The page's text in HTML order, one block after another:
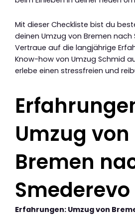
Mit dieser Checkliste bist du
deinen Umzug von Bremen nach
Vertraue auf die langjährige
Know-how von Umzug Schmid
erlebe einen stressfreien und
Umzug von
Bremen
Smederevo
Erfahrungen: Umzug von